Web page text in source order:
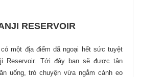
RESERVOIR
một địa điểm dã ngoại hết sức tuyệt
Reservoir. Tới đây bạn sẽ được tận
uống, trò chuyện vừa ngắm cảnh eo